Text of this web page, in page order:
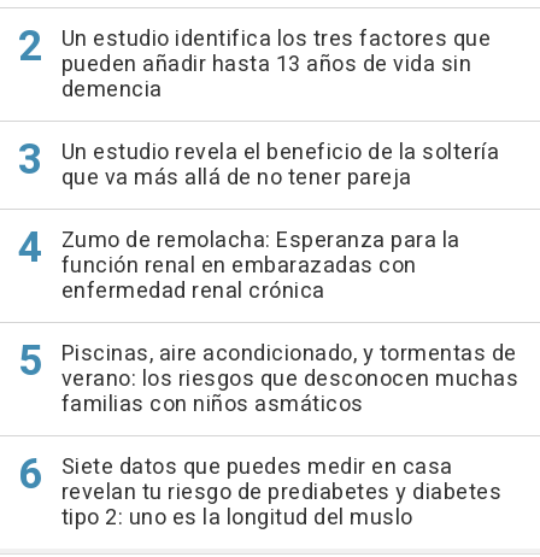
Un estudio identifica los tres factores que
pueden añadir hasta 13 años de vida sin
demencia
Un estudio revela el beneficio de la soltería
que va más allá de no tener pareja
Zumo de remolacha: Esperanza para la
función renal en embarazadas con
enfermedad renal crónica
Piscinas, aire acondicionado, y tormentas de
verano: los riesgos que desconocen muchas
familias con niños asmáticos
Siete datos que puedes medir en casa
revelan tu riesgo de prediabetes y diabetes
tipo 2: uno es la longitud del muslo